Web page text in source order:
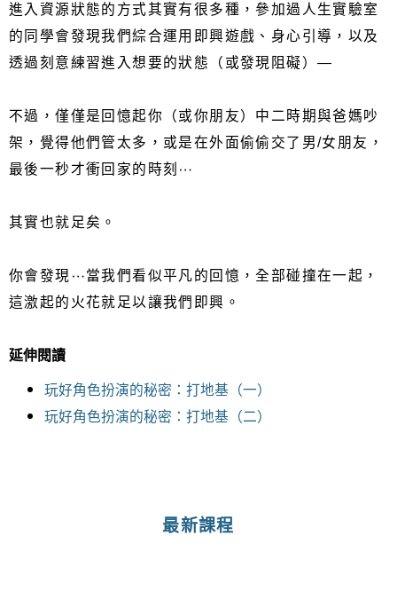
進入資源狀態的方式其實有很多種，參加過人生實驗室
的同學會發現我們綜合運用即興遊戲、身心引導，以及
透過刻意練習進入想要的狀態（或發現阻礙）—
不過，僅僅是回憶起你（或你朋友）中二時期與爸媽吵
架，覺得他們管太多，或是在外面偷偷交了男/女朋友，
最後一秒才衝回家的時刻⋯
其實也就足矣。
你會發現⋯當我們看似平凡的回憶，全部碰撞在一起，
這激起的火花就足以讓我們即興。
延伸閱讀
玩好角色扮演的秘密：打地基（一）
玩好角色扮演的秘密：打地基（二）
最新課程